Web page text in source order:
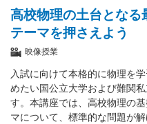
高校物理の土台となる
テーマを押さえよう
映像授業
入試に向けて本格的に物理を
めたい国公立大学および難関
す。本講座では、高校物理の
マについて、標準的な問題が